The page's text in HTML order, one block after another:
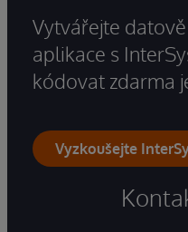
Vytvářejte
aplikace s
kódovat zdarma
Vyzkoušejte